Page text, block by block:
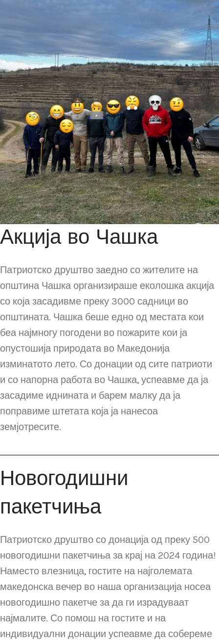
Акција во Чашка
Патриотско друштво заедно со жителите на
општина Чашка организираше еколошка акција
со која засадивме преку 3000 садници во
општината. Чашка беше едно од местата кои
беа најмногу погодени во пожарите кои ја
опустошија природата во Македонија
изминатото лето. Со донации од сите патриоти
и со напорна работа во Чашка, успеавме да ја
засадиме иднината и барем малку да ја
поправиме штетата која ја нанесоа
земјотресите.
Новогодишни
пакетчиња
Патриотско друштво со донација од преку 500
новогодишни пакетчиња за крај на 2024 година!
Наместо влезница, гостите на најголемата
македонска вечер во наша организација носеа
новогодишно пакетче за да ги израдуваат
најмалите. Со помош на гостите и на
индивидуални донации успеавме да собереме